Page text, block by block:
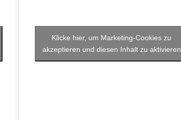
Klicke hier, um Marketing-Cookies zu
akzeptieren und diesen Inhalt zu aktivieren